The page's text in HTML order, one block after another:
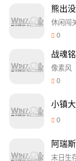
熊出
休闲闯
0
战魂
像素风
0
小镇
0
阿瑞
末日生